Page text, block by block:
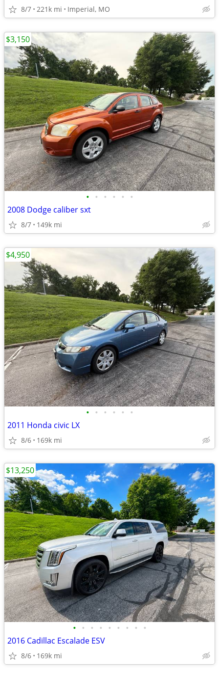
8/7 221k mi Imperial, MO
• • • • • •
2008 Dodge caliber sxt
8/7 149k mi
$3,150
• • • • • •
2011 Honda civic LX
8/6 169k mi
$4,950
• • • • • • • • •
2016 Cadillac Escalade ESV
8/6 169k mi
$13,250